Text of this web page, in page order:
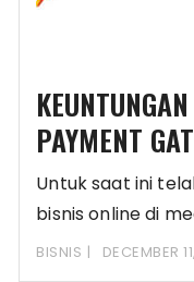
PAYMENT
Untuk saat ini
bisnis online di
menghubungkan
BISNIS DECEMBER